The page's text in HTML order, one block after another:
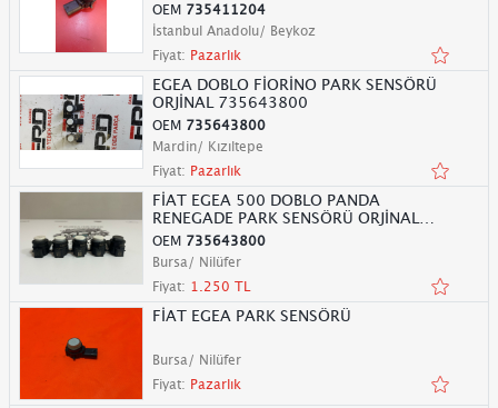
OEM 735411204
İstanbul Anadolu/ Beykoz
Fiyat: Pazarlık
EGEA DOBLO FİORİNO PARK SENSÖRÜ
ORJİNAL 735643800
OEM 735643800
Mardin/ Kızıltepe
Fiyat: Pazarlık
FİAT EGEA 500 DOBLO PANDA
RENEGADE PARK SENSÖRÜ ORJİNAL
735643800
OEM 735643800
Bursa/ Nilüfer
Fiyat: 1.250 TL
FİAT EGEA PARK SENSÖRÜ
Bursa/ Nilüfer
Fiyat: Pazarlık